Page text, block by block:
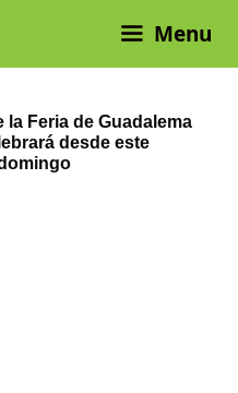
Menu
Feria de Guadalema
desde este